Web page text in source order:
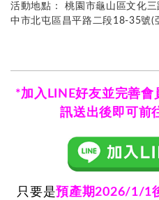
活動地點： 桃園市龜山區文化
中市北屯區昌平路二段18-35號(
*加入LINE好友並完善
訊送出後即可前
只要是預產期2026/1/1